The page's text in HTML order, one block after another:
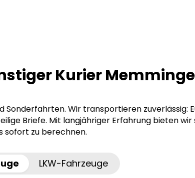
Kurier
Wir transportieren zuverlässig:
Briefe. Mit langjähriger Erfahrung bieten
sofort zu berechnen.
LKW-Fahrzeuge